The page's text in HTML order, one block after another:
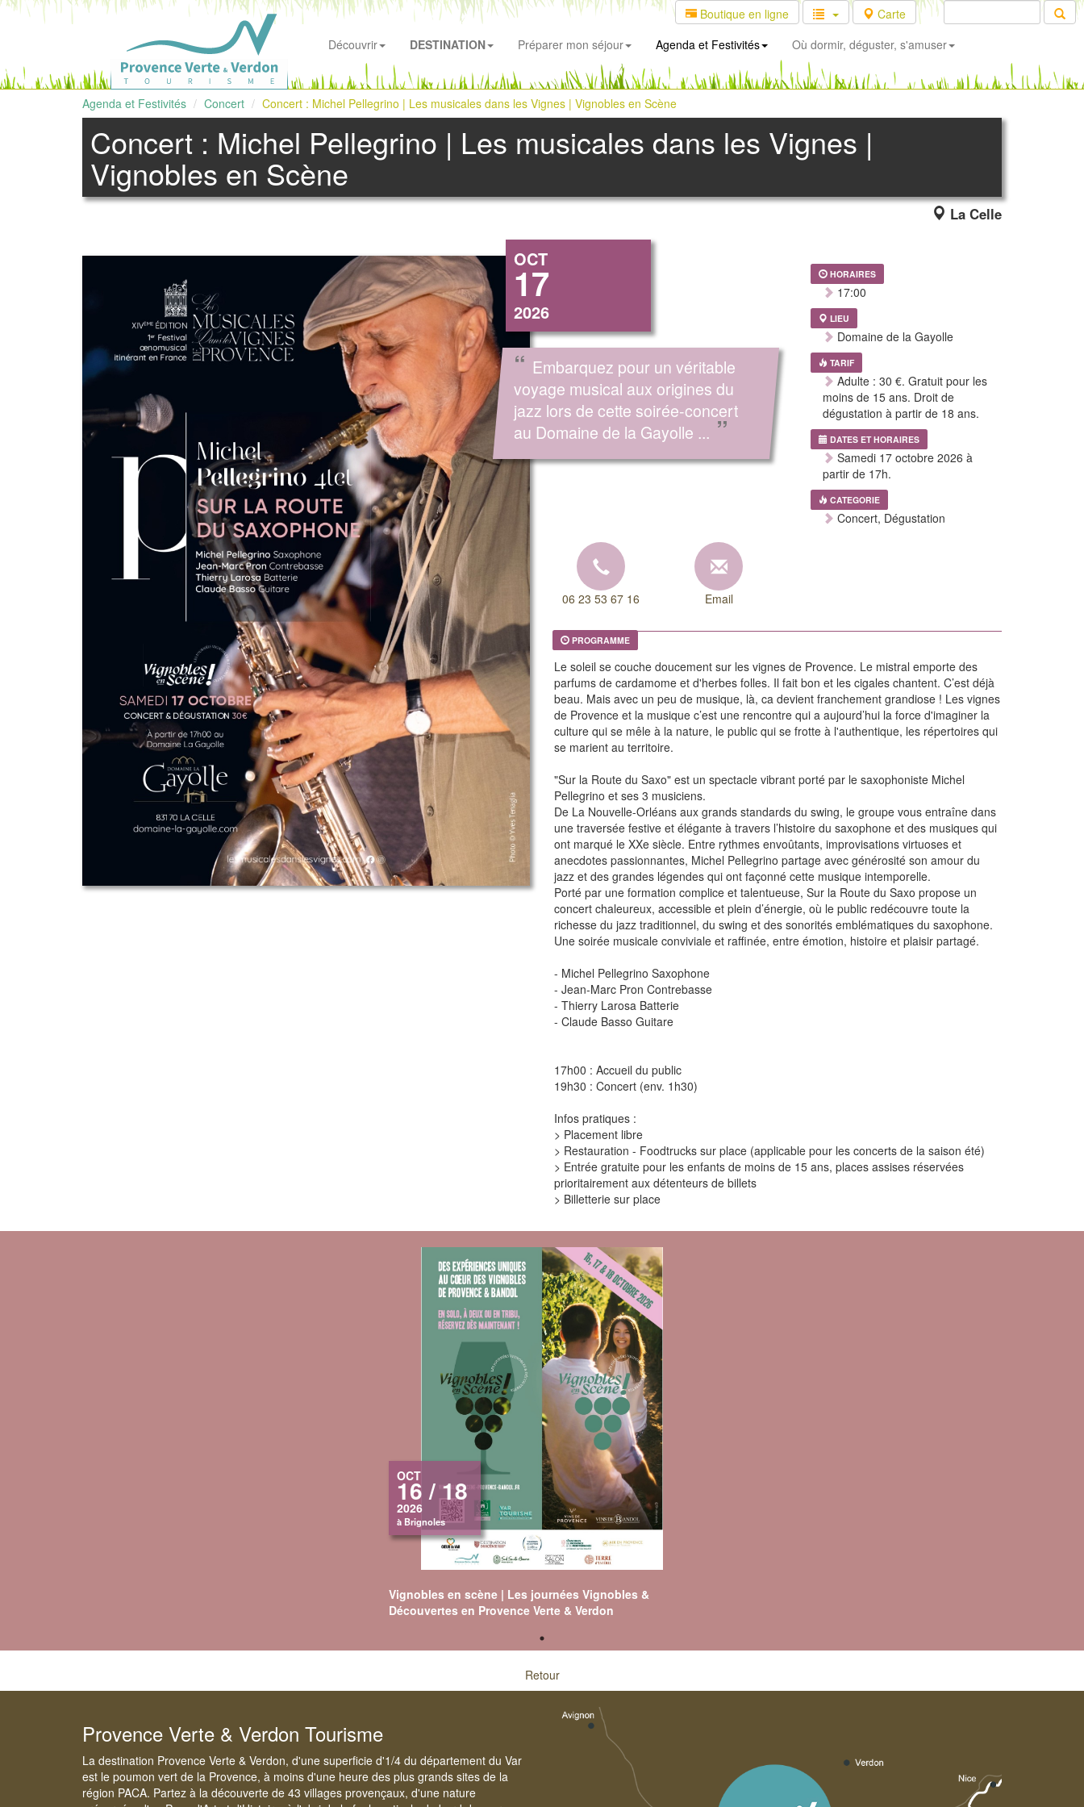
Boutique en ligne
Carte
Découvrir
DESTINATION Préparer mon séjour Agenda et Festivités Où dormir, déguster, s'amuser
Agenda et Festivités Concert Concert : Michel Pellegrino | Les musicales dans les Vignes | Vignobles en Scène
Concert : Michel Pellegrino | Les musicales dans les Vignes |
Vignobles en Scène
La Celle
OCT
17
2026
“ Embarquez pour un véritable
voyage musical aux origines du
jazz lors de cette soirée-concert
au Domaine de la Gayolle ... ”
HORAIRES
17:00
LIEU
Domaine de la Gayolle
TARIF
Adulte : 30 €. Gratuit pour les
moins de 15 ans. Droit de
dégustation à partir de 18 ans.
DATES ET HORAIRES
Samedi 17 octobre 2026 à
partir de 17h.
CATEGORIE
Concert, Dégustation
06 23 53 67 16 Email
PROGRAMME
Le soleil se couche doucement sur les vignes de Provence. Le mistral emporte des
parfums de cardamome et d'herbes folles. Il fait bon et les cigales chantent. C’est déjà
beau. Mais avec un peu de musique, là, ca devient franchement grandiose ! Les vignes
de Provence et la musique c’est une rencontre qui a aujourd’hui la force d'imaginer la
culture qui se mêle à la nature, le public qui se frotte à l'authentique, les répertoires qui
se marient au territoire.
"Sur la Route du Saxo" est un spectacle vibrant porté par le saxophoniste Michel
Pellegrino et ses 3 musiciens.
De La Nouvelle-Orléans aux grands standards du swing, le groupe vous entraîne dans
une traversée festive et élégante à travers l’histoire du saxophone et des musiques qui
ont marqué le XXe siècle. Entre rythmes envoûtants, improvisations virtuoses et
anecdotes passionnantes, Michel Pellegrino partage avec générosité son amour du
jazz et des grandes légendes qui ont façonné cette musique intemporelle.
Porté par une formation complice et talentueuse, Sur la Route du Saxo propose un
concert chaleureux, accessible et plein d’énergie, où le public redécouvre toute la
richesse du jazz traditionnel, du swing et des sonorités emblématiques du saxophone.
Une soirée musicale conviviale et raffinée, entre émotion, histoire et plaisir partagé.
- Michel Pellegrino Saxophone
- Jean-Marc Pron Contrebasse
- Thierry Larosa Batterie
- Claude Basso Guitare
17h00 : Accueil du public
19h30 : Concert (env. 1h30)
Infos pratiques :
> Placement libre
> Restauration - Foodtrucks sur place (applicable pour les concerts de la saison été)
> Entrée gratuite pour les enfants de moins de 15 ans, places assises réservées
prioritairement aux détenteurs de billets
> Billetterie sur place
OCT
16 / 18
2026
à Brignoles
Vignobles en scène | Les journées Vignobles &
Découvertes en Provence Verte & Verdon
Retour
Provence Verte & Verdon Tourisme
La destination Provence Verte & Verdon, d'une superficie d'1/4 du département du Var
est le poumon vert de la Provence, à moins d'une heure des plus grands sites de la
région PACA. Partez à la découverte de 43 villages provençaux, d'une nature